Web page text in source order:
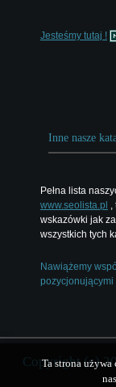
Jesteśmy tutaj !
Inne nasze
Pełna lista
www.seolista.pl ,
wskazówki jak
wszystkich tych
Nawiążemy
pozycjonującymi
Copyright (c)
Ta strona